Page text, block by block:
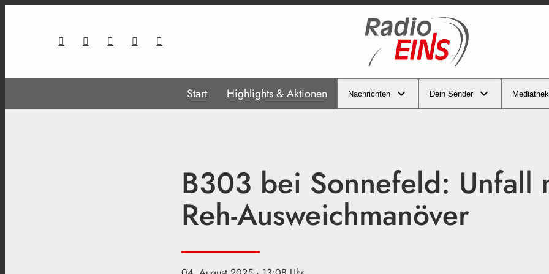
Start Highlights & Aktionen Nachrichten Dein Sender Mediathek
B303 bei Sonnefeld: Unfall
Reh-Ausweichmanöver